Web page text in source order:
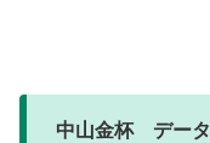
中山金杯 データ